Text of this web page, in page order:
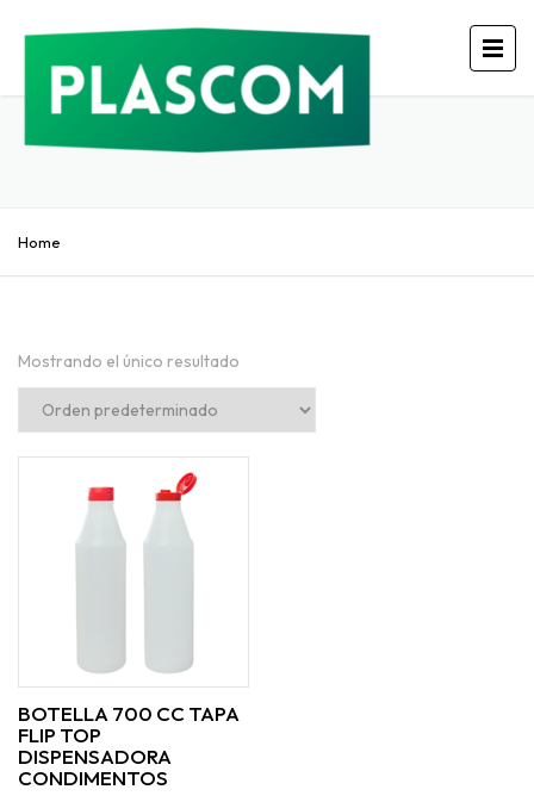
Home
Mostrando el único resultado
BOTELLA 700 CC TAPA
FLIP TOP
DISPENSADORA
CONDIMENTOS